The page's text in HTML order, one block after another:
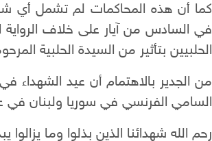
كما أن هذه المحاكمات لم تشمل أي
في السادس من آيار على خلاف
الحلبيين بتأثير من السيدة الحلبية
من الجدير بالاهتمام أن عيد
السامي الفرنسي في سوريا ولبنان في عام
رحم الله شهدائنا الذين بذلوا وما
الاحتلال البريطاني لسوريا 1918
عند انتهاء الحرب
تعدادهم قد وصل إلى عشرة آلاف جندي ألماني،